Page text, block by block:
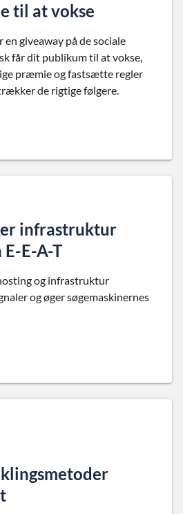
til at vokse
giveaway på de sociale
får dit publikum til at vokse,
præmie og fastsætte regler
de rigtige følgere.
infrastruktur
E-A-T
og infrastruktur
og øger søgemaskinernes